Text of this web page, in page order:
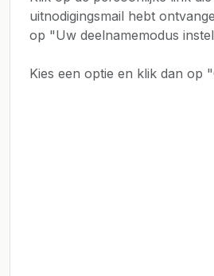
uitnodigingsmail hebt
op "Uw deelnamemodus
Kies een optie en klik dan op